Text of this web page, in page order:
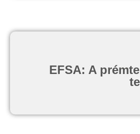
EFSA: A